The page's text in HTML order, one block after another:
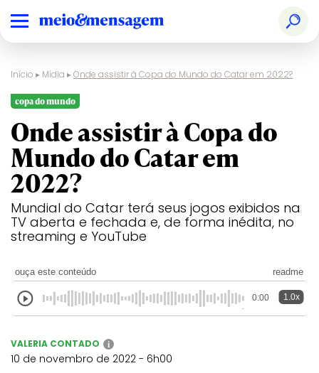
Início ▸ Mídia ▸Onde assistir à Copa do Mundo do Catar em 2022?
copa do mundo
Onde assistir à Copa do
Mundo do Catar em
2022?
Mundial do Catar terá seus jogos exibidos na
TV aberta e fechada e, de forma inédita, no
streaming e YouTube
ouça este conteúdo readme
0:00 1.0x
VALERIA CONTADO i
10 de novembro de 2022 - 6h00